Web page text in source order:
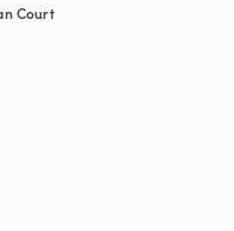
Court